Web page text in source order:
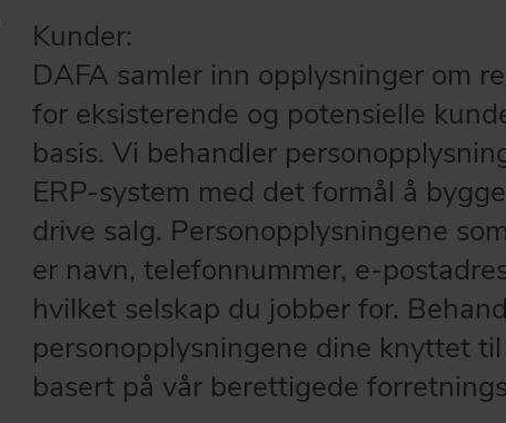
Kunder:
DAFA samler inn opplysninger om
for eksisterende og potensielle
basis. Vi behandler
ERP-system med det formål å
drive salg. Personopplysningene
er navn, telefonnummer, e-
hvilket selskap du jobber for.
personopplysningene dine knyttet
basert på vår berettigede